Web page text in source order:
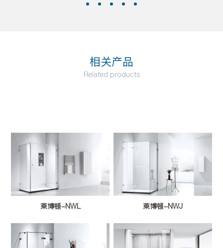
产品设计奖”12月，荣获“广东省名牌产品称号”2016
业信息化部“两化融合管理系统评定证书10月，荣获
相关产品
Related products
莱博顿-NWL 莱博顿-NWJ